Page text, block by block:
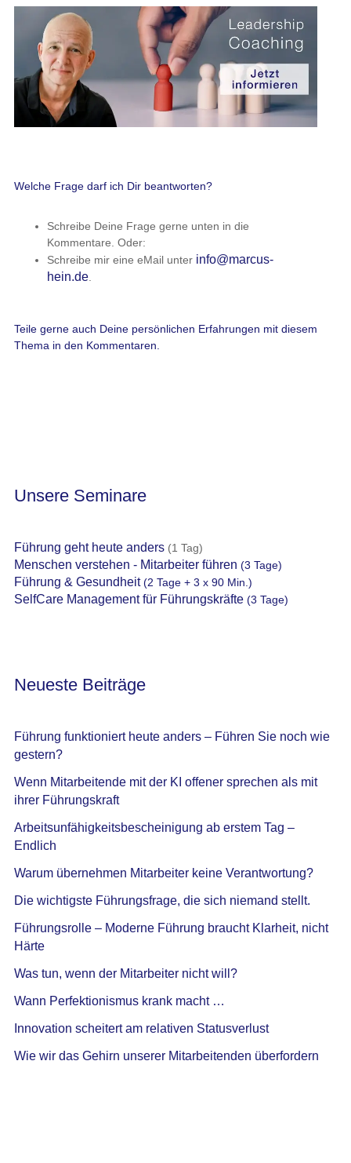
Welche Frage darf ich Dir beantworten?
Schreibe Deine Frage gerne unten in die
Kommentare. Oder:
Schreibe mir eine eMail unter info@marcus-
hein.de.
Teile gerne auch Deine persönlichen Erfahrungen mit diesem
Thema in den Kommentaren.
Unsere Seminare
Führung geht heute anders(1 Tag)
Menschen verstehen - Mitarbeiter führen (3 Tage)
Führung & Gesundheit(2 Tage + 3 x 90 Min.)
SelfCare Management für Führungskräfte(3 Tage)
Neueste Beiträge
Führung funktioniert heute anders – Führen Sie noch wie
gestern?
Wenn Mitarbeitende mit der KI offener sprechen als mit
ihrer Führungskraft
Arbeitsunfähigkeitsbescheinigung ab erstem Tag –
Endlich
Warum übernehmen Mitarbeiter keine Verantwortung?
Die wichtigste Führungsfrage, die sich niemand stellt.
Führungsrolle – Moderne Führung braucht Klarheit, nicht
Härte
Was tun, wenn der Mitarbeiter nicht will?
Wann Perfektionismus krank macht …
Innovation scheitert am relativen Statusverlust
Wie wir das Gehirn unserer Mitarbeitenden überfordern